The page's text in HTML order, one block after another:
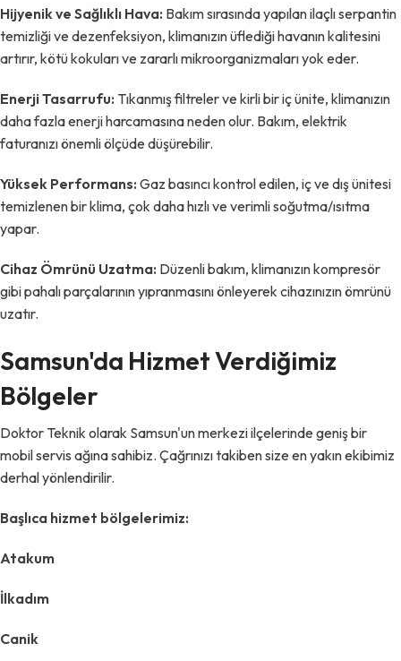
Hijyenik ve Sağlıklı Hava: Bakım sırasında yapılan ilaçlı serpantin
temizliği ve dezenfeksiyon, klimanızın üflediği havanın kalitesini
artırır, kötü kokuları ve zararlı mikroorganizmaları yok eder.
Enerji Tasarrufu: Tıkanmış filtreler ve kirli bir iç ünite, klimanızın
daha fazla enerji harcamasına neden olur. Bakım, elektrik
faturanızı önemli ölçüde düşürebilir.
Yüksek Performans: Gaz basıncı kontrol edilen, iç ve dış ünitesi
temizlenen bir klima, çok daha hızlı ve verimli soğutma/ısıtma
yapar.
Cihaz Ömrünü Uzatma: Düzenli bakım, klimanızın kompresör
gibi pahalı parçalarının yıpranmasını önleyerek cihazınızın ömrünü
uzatır.
Samsun'da Hizmet Verdiğimiz
Bölgeler
Doktor Teknik olarak Samsun'un merkezi ilçelerinde geniş bir
mobil servis ağına sahibiz. Çağrınızı takiben size en yakın ekibimiz
derhal yönlendirilir.
Başlıca hizmet bölgelerimiz:
Atakum
İlkadım
Canik